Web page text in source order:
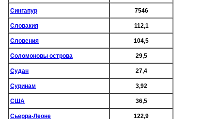
Сингапур 7546
Словакия 112,1
Словения 104,5
Соломоновы острова 29,5
Судан 27,4
Суринам 3,92
США 36,5
Сьерра-Леоне 122,9